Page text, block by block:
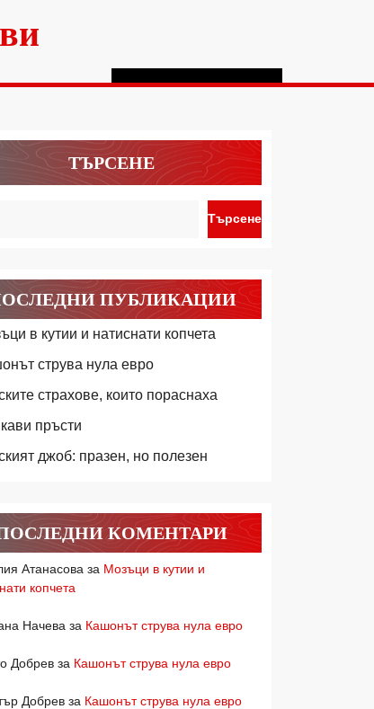
ТЪРСЕНЕ
Търсене
ПУБЛИКАЦИИ
в кутии и натиснати копчета
струва нула евро
страхове, които пораснаха
пръсти
джоб: празен, но полезен
КОМЕНТАРИ
Атанасова за Мозъци в кутии и
копчета
Начева за Кашонът струва нула евро
Добрев за Кашонът струва нула евро
Добрев за Кашонът струва нула евро